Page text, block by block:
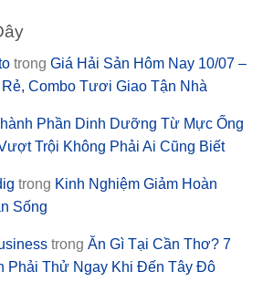
trong Giá Hải Sản Hôm Nay 10/07 –
Combo Tươi Giao Tận Nhà
Phần Dinh Dưỡng Từ Mực Ống
Trội Không Phải Ai Cũng Biết
trong Kinh Nghiệm Giảm Hoàn
Sống
trong Ăn Gì Tại Cần Thơ? 7
Phải Thử Ngay Khi Đến Tây Đô